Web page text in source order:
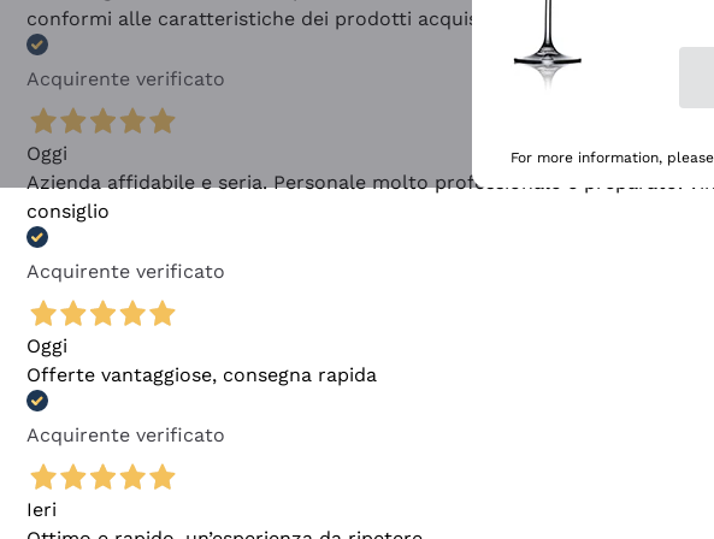
conformi alle caratteristiche dei prodotti acquistati
Acquirente verificato
Oggi
Azienda affidabile e seria. Personale molto professionale e preparato.
consiglio
Acquirente verificato
Oggi
Offerte vantaggiose, consegna rapida
Acquirente verificato
Ieri
For more information,